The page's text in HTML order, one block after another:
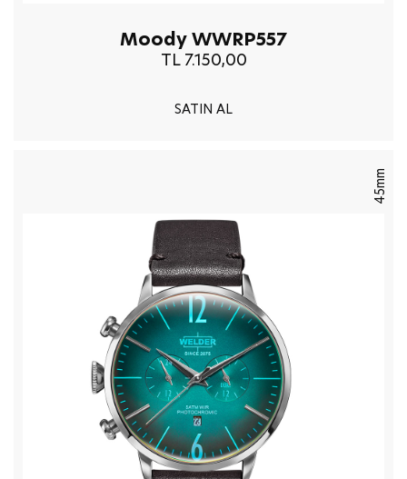
Moody WWRP557
TL 7.150,00
SATIN AL
45mm